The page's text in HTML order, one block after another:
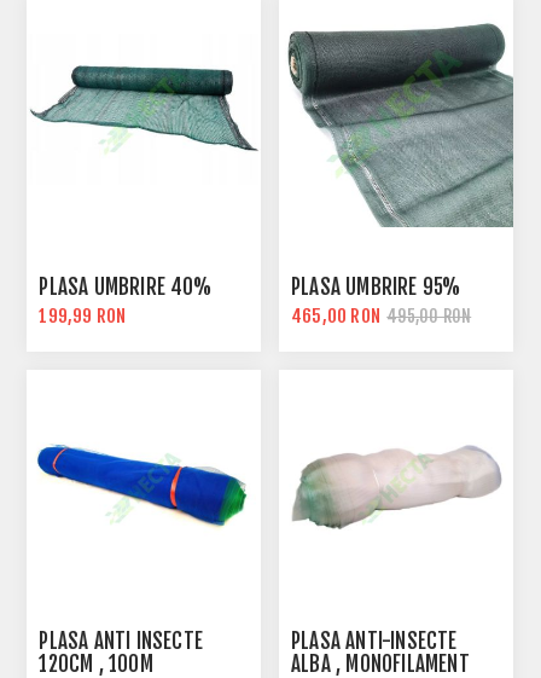
PLASA UMBRIRE 40%
199,99 RON
PLASA UMBRIRE 95%
465,00 RON 495,00 RON
PLASA ANTI INSECTE
120CM , 100M
PLASA ANTI-INSECTE
ALBA , MONOFILAMENT